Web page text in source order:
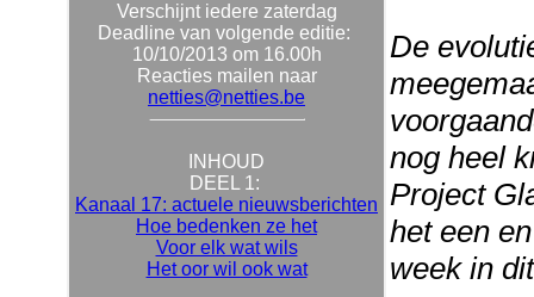
Verschijnt iedere zaterdag
Deadline van volgende editie:
10/10/2013 om 16.00h
Reacties mailen naar
netties@netties.be
INHOUD
DEEL 1:
Kanaal 17: actuele nieuwsberichten
Hoe bedenken ze het
Voor elk wat wils
Het oor wil ook wat
De
nog heel
Project
het een
week in